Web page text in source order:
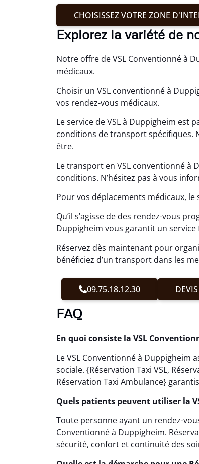
CHOISISSEZ VOTRE ZONE
Explorez la variété de
Notre offre de VSL Conventionné à
médicaux.
Choisir un VSL conventionné à
vos rendez-vous médicaux.
Le service de VSL à Duppigheim
conditions de transport spécifiques.
être.
Le transport en VSL conventionné à
conditions. N’hésitez pas à vous
Pour vos déplacements médicaux,
Qu’il s’agisse de des rendez-vous
Duppigheim vous garantit un service
Réservez dès maintenant pour
bénéficiez d’un transport dans les
09.75.18.12.30
FAQ
En quoi consiste la VSL
Le VSL Conventionné à Duppigheim
sociale. {Réservation Taxi VSL,
Réservation Taxi Ambulance}
Quels patients peuvent utiliser la
Toute personne ayant un rendez-
Conventionné à Duppigheim.
sécurité, confort et continuité des